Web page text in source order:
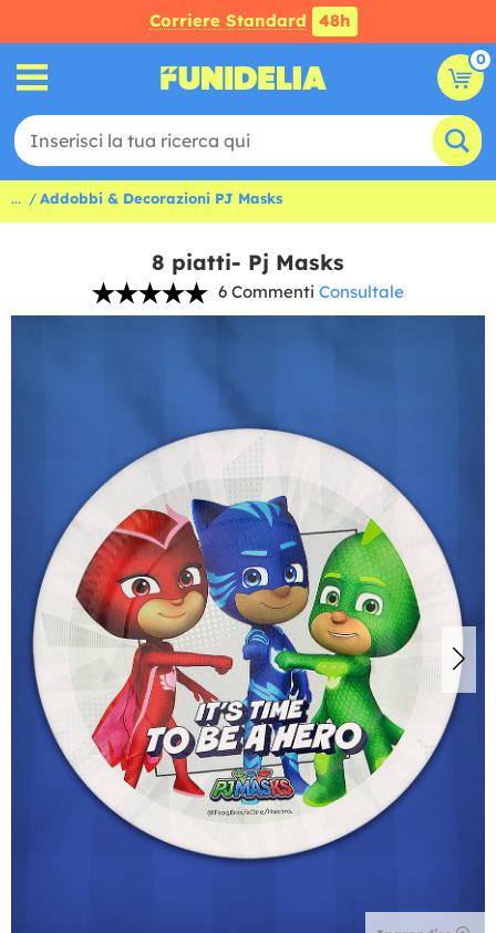
Corriere Standard 48h
0
... Addobbi & Decorazioni PJ Masks
8 piatti- Pj Masks
6 Commenti Consultale